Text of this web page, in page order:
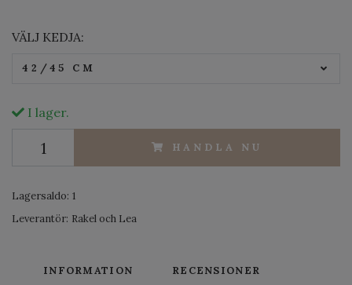
VÄLJ KEDJA:
42/45 CM
I lager.
HANDLA NU
Lagersaldo: 1
Leverantör: Rakel och Lea
INFORMATION RECENSIONER